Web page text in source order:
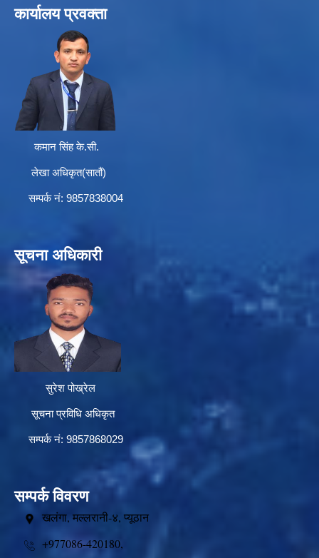
कार्यालय प्रवक्ता
कमान सिंह के.सी.
लेखा अधिकृत(सातौं)
सम्पर्क न‌ं: 9857838004
सूचना अधिकारी
सुरेश पोख्रेल
सूचना प्रविधि अधिकृत
सम्पर्क नं: 9857868029
सम्पर्क विवरण
खलंगा, मल्लरानी-४, प्यूठान
+977086-420180,